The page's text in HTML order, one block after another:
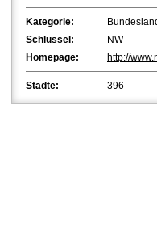
Weitere bekannte
Duisburg, das weltweit über
jahrzehntelange
Zechen des Ruhrgebiets.
undHamm ) mit 19
Kategorie:
Schlüssel:
NW
Homepage:
http://
Städte: 396